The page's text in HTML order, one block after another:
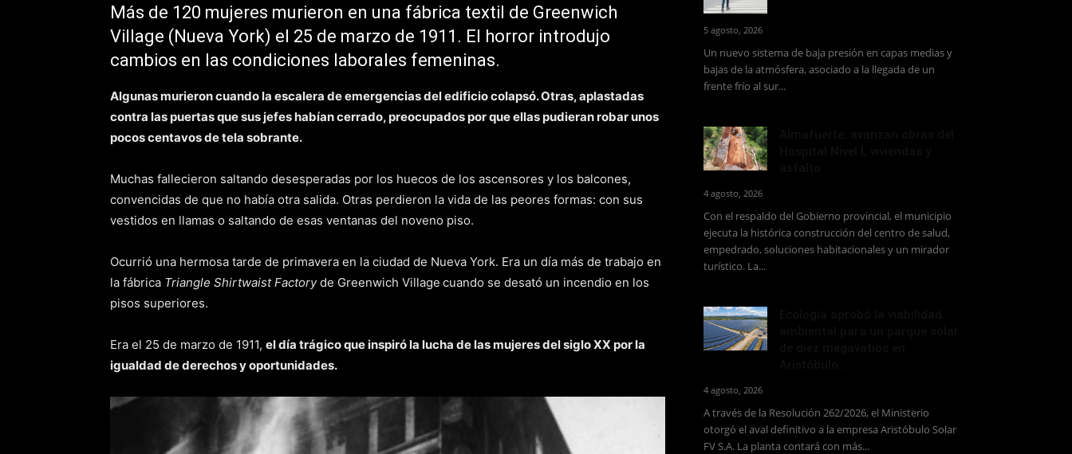
Más de 120 mujeres murieron en una fábrica textil de Greenwich
Village (Nueva York) el 25 de marzo de 1911. El horror introdujo
cambios en las condiciones laborales femeninas.
Algunas murieron cuando la escalera de emergencias del edificio colapsó. Otras, aplastadas
contra las puertas que sus jefes habían cerrado, preocupados por que ellas pudieran robar unos
pocos centavos de tela sobrante.
Muchas fallecieron saltando desesperadas por los huecos de los ascensores y los balcones,
convencidas de que no había otra salida. Otras perdieron la vida de las peores formas: con sus
vestidos en llamas o saltando de esas ventanas del noveno piso.
Ocurrió una hermosa tarde de primavera en la ciudad de Nueva York. Era un día más de trabajo en
la fábrica Triangle Shirtwaist Factoryde Greenwich Village cuando se desató un incendio en los
pisos superiores.
Era el 25 de marzo de 1911, el día trágico que inspiró la lucha de las mujeres del siglo XX por la
igualdad de derechos y oportunidades.
5 agosto, 2026
Un nuevo sistema de baja presión en capas medias y
bajas de la atmósfera, asociado a la llegada de un
frente frío al sur...
4 agosto, 2026
Con el respaldo del Gobierno provincial, el municipio
ejecuta la histórica construcción del centro de salud,
empedrado, soluciones habitacionales y un mirador
turístico. La...
4 agosto, 2026
A través de la Resolución 262/2026, el Ministerio
otorgó el aval definitivo a la empresa Aristóbulo Solar
FV S.A. La planta contará con más...